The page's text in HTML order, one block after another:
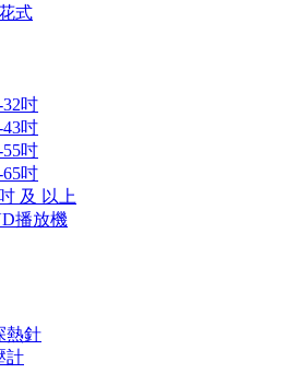
式
32吋
43吋
55吋
65吋
及 以上
播放機
熱針
計